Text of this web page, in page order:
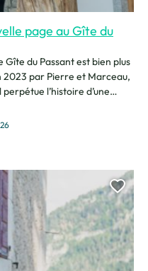
page au Gîte du
du Passant est bien plus
2023 par Pierre et Marceau,
l’histoire d’une
ouvrent les portes de leur